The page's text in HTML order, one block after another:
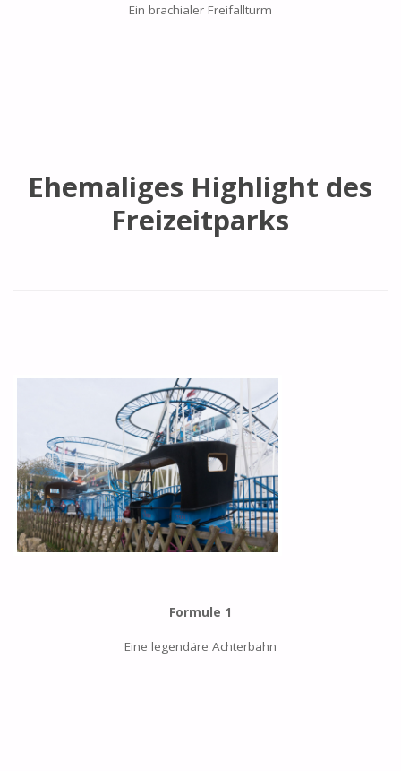
Ein brachialer Freifallturm
Ehemaliges Highlight des
Freizeitparks
Formule 1
Eine legendäre Achterbahn